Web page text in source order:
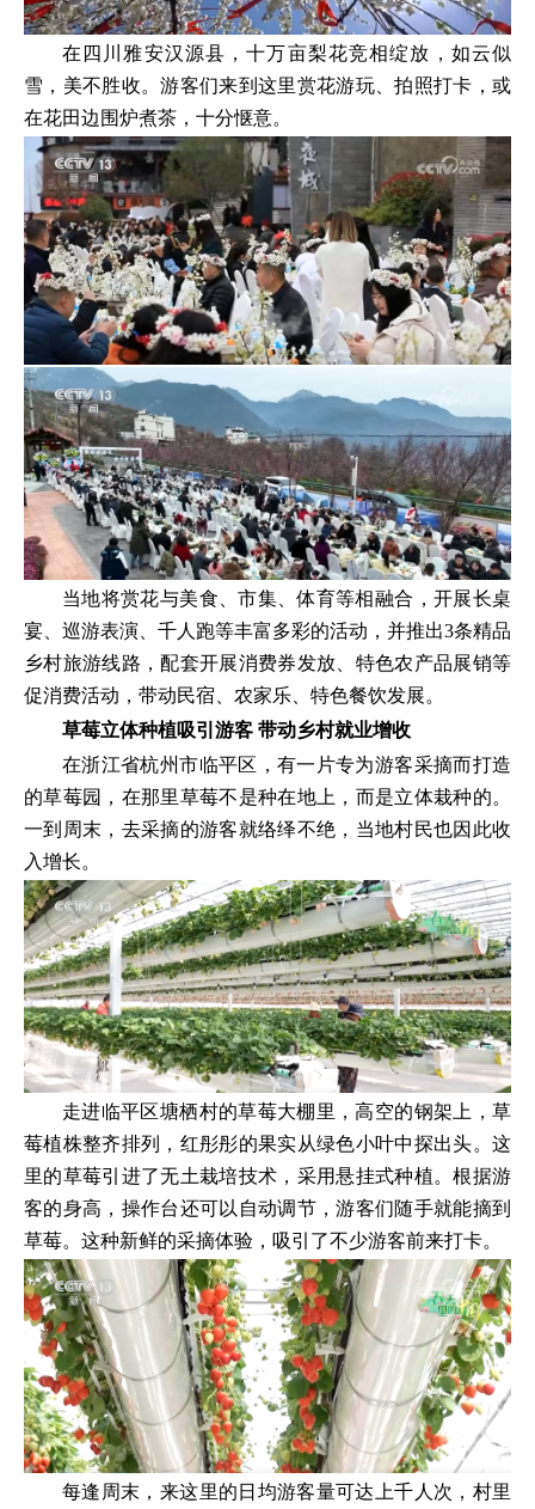
在四川雅安汉源县，十万亩梨花竞相绽放，如云似
雪，美不胜收。游客们来到这里赏花游玩、拍照打卡，或
在花田边围炉煮茶，十分惬意。
当地将赏花与美食、市集、体育等相融合，开展长桌
宴、巡游表演、千人跑等丰富多彩的活动，并推出3条精品
乡村旅游线路，配套开展消费券发放、特色农产品展销等
促消费活动，带动民宿、农家乐、特色餐饮发展。
草莓立体种植吸引游客 带动乡村就业增收
在浙江省杭州市临平区，有一片专为游客采摘而打造
的草莓园，在那里草莓不是种在地上，而是立体栽种的。
一到周末，去采摘的游客就络绎不绝，当地村民也因此收
入增长。
走进临平区塘栖村的草莓大棚里，高空的钢架上，草
莓植株整齐排列，红彤彤的果实从绿色小叶中探出头。这
里的草莓引进了无土栽培技术，采用悬挂式种植。根据游
客的身高，操作台还可以自动调节，游客们随手就能摘到
草莓。这种新鲜的采摘体验，吸引了不少游客前来打卡。
每逢周末，来这里的日均游客量可达上千人次，村里